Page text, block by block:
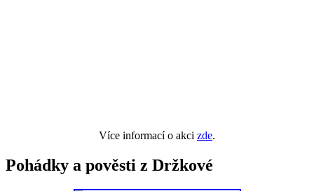
Více informací o akci zde.
Pohádky a pověsti z Držkové